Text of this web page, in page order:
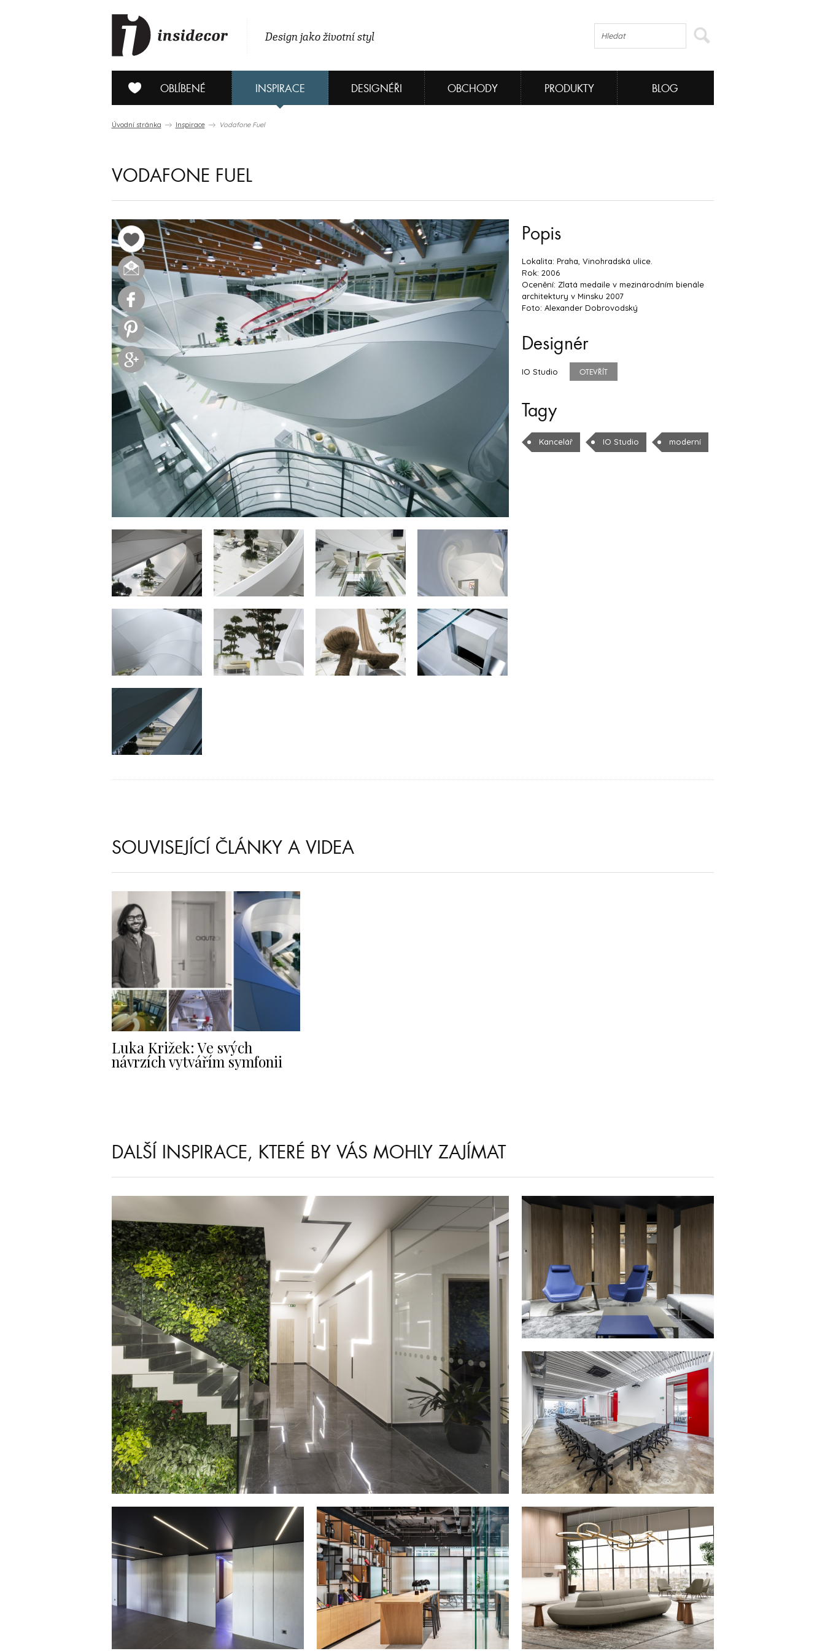
Design jako životní styl
OBLÍBENÉ INSPIRACE DESIGNÉŘI OBCHODY PRODUKTY BLOG
Úvodní stránka Inspirace Vodafone Fuel
VODAFONE FUEL
Popis
Lokalita: Praha, Vinohradská ulice.
Rok: 2006
Ocenění: Zlatá medaile v mezinárodním bienále
architektury v Minsku 2007
Foto: Alexander Dobrovodský
Designér
IO Studio OTEVŘÍT
Tagy
Kancelář IO Studio moderní
SOUVISEJÍCÍ ČLÁNKY A VIDEA
Luka Križek: Ve svých
návrzích vytvářím symfonii
DALŠÍ INSPIRACE, KTERÉ BY VÁS MOHLY ZAJÍMAT